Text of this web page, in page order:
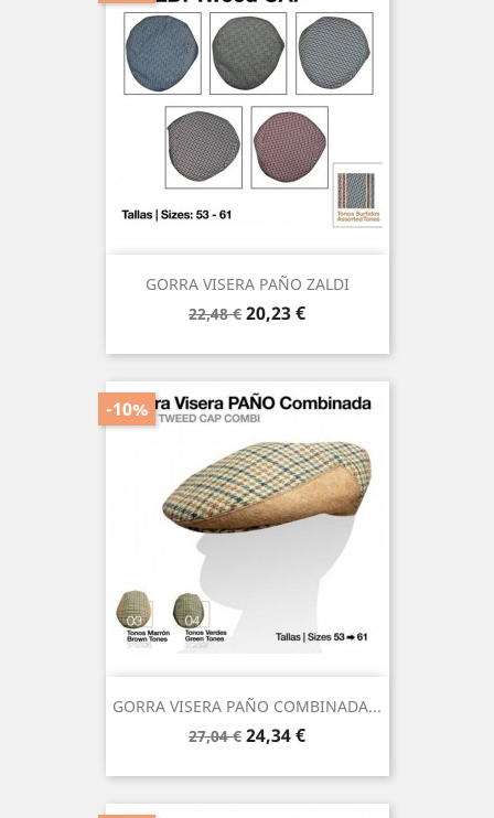
GORRA VISERA PAÑO ZALDI
Precio
22,48 € Precio
20,23 €
GORRA VISERA PAÑO COMBINADA...
Precio
27,04 €
-10%
Precio
24,34 €